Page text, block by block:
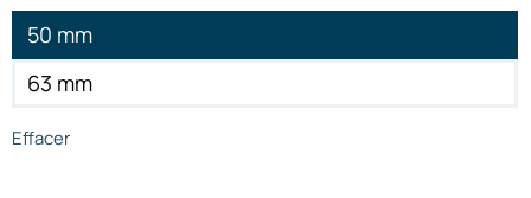
50 mm
63 mm
Effacer